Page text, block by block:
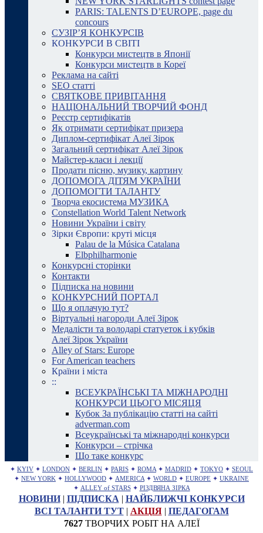
PARIS: TALENTS D’EUROPE, page du
concours
СУЗІР’Я КОНКУРСІВ
КОНКУРСИ В СВІТІ
Конкурси мистецтв в Японії
Конкурси мистецтв в Кореї
Реклама на сайті
SEO статті
СВЯТКОВЕ ПРИВІТАННЯ
НАЦІОНАЛЬНИЙ ТВОРЧИЙ ФОНД
Реєстр сертифікатів
Як отримати сертифікат призера
Диплом-сертифікат Алеї Зірок
Загальний сертифікат Алеї Зірок
Майстер-класи і лекції
Продати пісню, музику, картину
ДОПОМОГА ДІТЯМ УКРАЇНИ
ДОПОМОГТИ ТАЛАНТУ
Творча екосистема МУЗИКА
Constellation World Talent Network
Новини України і світу
Зірки Європи: круті місця
Palau de la Música Catalana
Elbphilharmonie
Конкурсні сторінки
Контакти
Підписка на новини
КОНКУРСНИЙ ПОРТАЛ
Що я оплачую тут?
Віртуальні нагороди Алеї Зірок
Медалісти та володарі статуеток і кубків
Алеї Зірок України
Alley of Stars: Europe
For American teachers
Країни і міста
::
ВСЕУКРАЇНСЬКІ ТА МІЖНАРОДНІ
КОНКУРСИ ЦЬОГО МІСЯЦЯ
Кубок За публікацію статті на сайті
adverman.com
Всеукраїнські та міжнародні конкурси
Конкурси – стрічка
Що таке конкурс
✦ KYIV ✦ LONDON ✦ BERLIN ✦ PARIS ✦ ROMA ✦ MADRID ✦ TOKYO ✦ SEOUL
✦ NEW YORK ✦ HOLLYWOOD ✦ AMERICA ✦ WORLD ✦ EUROPE ✦ UKRAINE
✦ ALLEY of STARS ✦ РІЗДВЯНА ЗІРКА
НОВИНИ| ПІДПИСКА | НАЙБЛИЖЧІ КОНКУРСИ
ВСІ ТАЛАНТИ ТУТ| АКЦІЯ| ПЕДАГОГАМ
7627ТВОРЧИХ РОБІТ НА АЛЕЇ